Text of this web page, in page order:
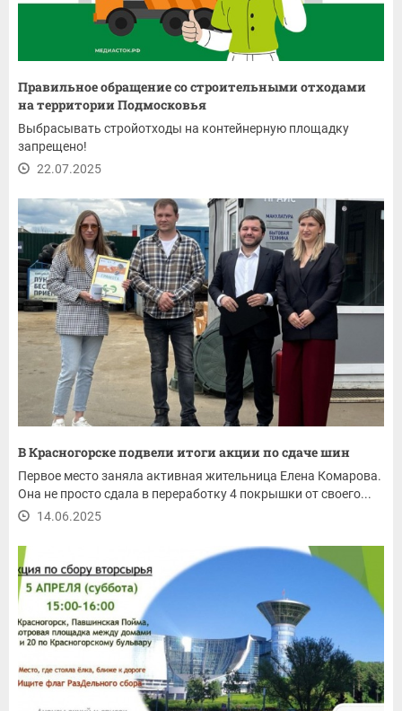
Правильное обращение со строительными отходами
на территории Подмосковья
Выбрасывать стройотходы на контейнерную площадку
запрещено!
22.07.2025
В Красногорске подвели итоги акции по сдаче шин
Первое место заняла активная жительница Елена Комарова.
Она не просто сдала в переработку 4 покрышки от своего...
14.06.2025